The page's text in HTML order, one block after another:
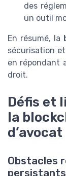
des
un outil
En résumé, la
sécurisation
en répondant
droit.
Défis et
la
d’avocat
Obstacles
persistants